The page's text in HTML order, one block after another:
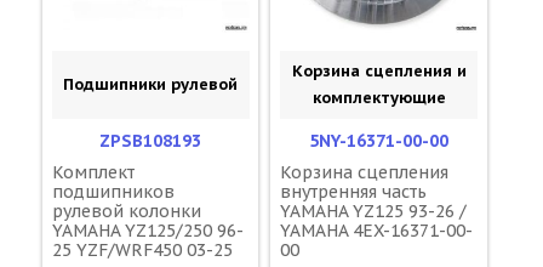
Подшипники рулевой
ZPSB108193
Комплект
подшипников
рулевой колонки
YAMAHA YZ125/250 96-
25 YZF/WRF450 03-25
Корзина сцепления и
комплектующие
5NY-16371-00-00
Корзина сцепления
внутренняя часть
YAMAHA YZ125 93-26 /
YAMAHA 4EX-16371-00-
00